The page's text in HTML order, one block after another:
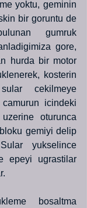
yoktu, geminin
bir goruntu de
gumruk
gore,
hurda bir motor
kosterin
cekilmeye
icindeki
oturunca
gemiyi delip
yukselince
epeyi ugrastilar
bosaltma